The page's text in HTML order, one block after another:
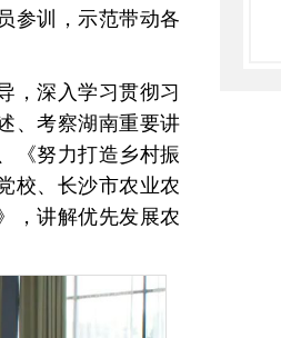
参训，示范带动各
，深入学习贯彻习
、考察湖南重要讲
《努力打造乡村振
校、长沙市农业农
，讲解优先发展农